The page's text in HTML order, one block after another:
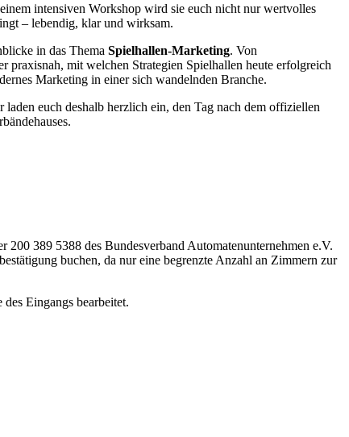
intensiven Workshop wird sie euch nicht nur wertvolles
– lebendig, klar und wirksam.
in das Thema Spielhallen-Marketing. Von
mit welchen Strategien Spielhallen heute erfolgreich
Marketing in einer sich wandelnden Branche.
euch deshalb herzlich ein, den Tag nach dem offiziellen
389 5388 des Bundesverband Automatenunternehmen e.V.
buchen, da nur eine begrenzte Anzahl an Zimmern zur
Eingangs bearbeitet.